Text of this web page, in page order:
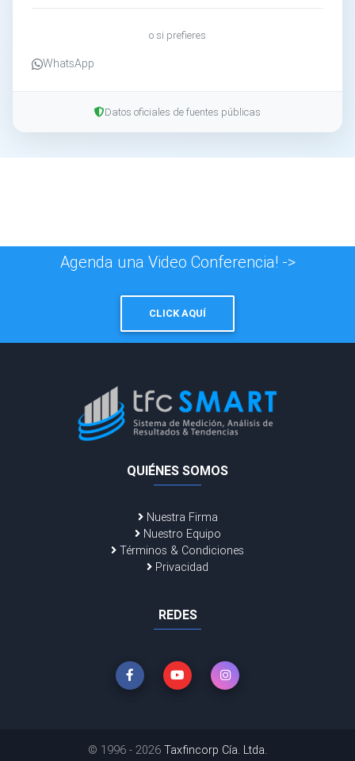
o si prefieres
WhatsApp
Datos oficiales de fuentes públicas
Agenda una Video Conferencia! ->
CLICK AQUÍ
QUIÉNES SOMOS
Nuestra Firma
Nuestro Equipo
Términos & Condiciones
Privacidad
REDES
© 1996 - 2026 Taxfincorp Cía. Ltda.